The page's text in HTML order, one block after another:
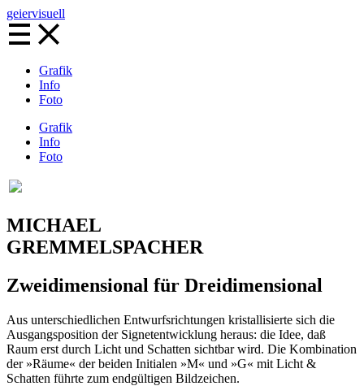
geiervisuell
Grafik
Info
Foto
Grafik
Info
Foto
MICHAEL
GREMMELS­PACHER
Zweidimen­sional für Dreidimen­sional
Aus unterschied­lichen Entwurfs­richtungen kristalli­sierte sich die
Aus­gangs­position der Signet­entwick­lung heraus: die Idee, daß
Raum erst durch Licht und Schatten sicht­bar wird. Die Kombi­nation
der »Räume« der beiden Initialen »M« und »G« mit Licht &
Schatten führte zum end­gültigen Bild­zeichen.